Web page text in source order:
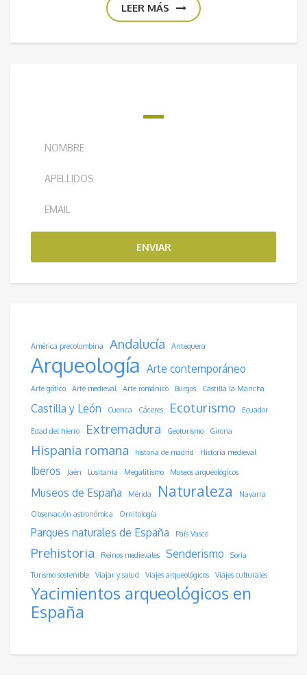
LEER MÁS
ENVIAR
América precolombina Andalucía Antequera
Arqueología Arte contemporáneo
Arte gótico Arte medieval Arte románico Burgos Castilla la Mancha
Castilla y León Cuenca Cáceres Ecoturismo Ecuador
Edad del hierro Extremadura Geoturismo Girona
Hispania romana historia de madrid Historia medieval
Iberos Jaén Lusitania Megalitismo Museos arqueológicos
Museos de España Mérida Naturaleza Navarra
Observación astronómica Ornitología
Parques naturales de España País Vasco
Prehistoria Reinos medievales Senderismo Soria
Turismo sostenible Viajar y salud Viajes arqueológicos Viajes culturales
Yacimientos arqueológicos en
España